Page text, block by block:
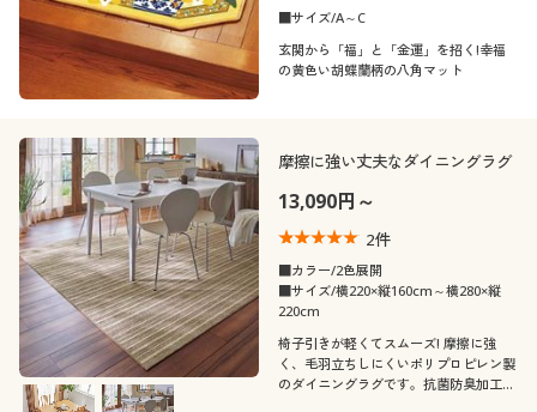
■サイズ/A～C
玄関から「福」と「金運」を招く!幸福
の黄色い胡蝶蘭柄の八角マット
摩擦に強い丈夫なダイニングラグ
13,090円～
2件
■カラー/2色展開
■サイズ/横220×縦160cm～横280×縦
220cm
椅子引きが軽くてスムーズ! 摩擦に強
く、毛羽立ちしにくいポリプロピレン製
のダイニングラグです。抗菌防臭加工も